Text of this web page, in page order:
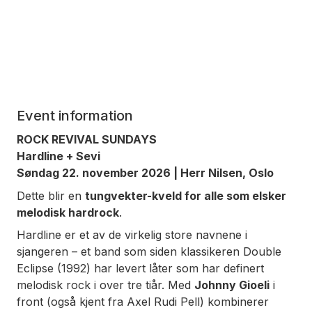
Event information
ROCK REVIVAL SUNDAYS
Hardline + Sevi
Søndag 22. november 2026 | Herr Nilsen, Oslo
Dette blir en tungvekter-kveld for alle som elsker
melodisk hardrock.
Hardline er et av de virkelig store navnene i
sjangeren – et band som siden klassikeren Double
Eclipse (1992) har levert låter som har definert
melodisk rock i over tre tiår. Med Johnny Gioeli i
front (også kjent fra Axel Rudi Pell) kombinerer